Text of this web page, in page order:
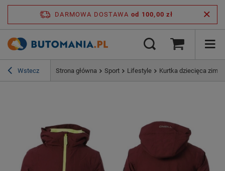
DARMOWA DOSTAWA od 100,00 zł
Wstecz Strona główna Sport Lifestyle Kurtka dziecięca